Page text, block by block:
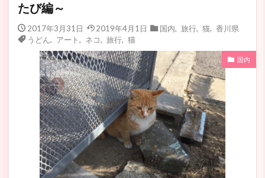
たび編～
2017年3月31日 2019年4月1日 国内 旅行, 猫, 香川県
うどん
アート ネコ 旅行, 猫
国内